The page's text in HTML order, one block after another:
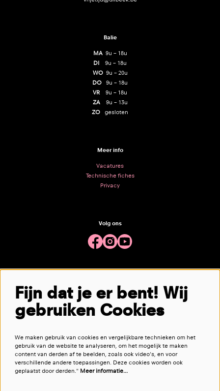
Balie
MA 9u – 18u
DI 9u – 18u
WO9u – 20u
DO 9u – 18u
VR 9u – 18u
ZA
9u – 13u
ZO gesloten
Meer info
Vacatures
Technische fiches
Privacy
Volg ons
Meld je aan voor de nieuwsbrief
aanmelden
Deze site wordt beschermd door reCAPTCHA, dataverwerking gebeurt in overeenstemming met de
Cloud Data Processing
Addendumvan Google.
Fijn dat je er bent! Wij
gebruiken Cookies
We maken gebruik van cookies en vergelijkbare technieken om het
gebruik van de website te analyseren, om het mogelijk te maken
content van derden af te beelden, zoals ook video’s, en voor
verschillende andere toepassingen. Deze cookies worden ook
geplaatst door derden." Meer informatie…